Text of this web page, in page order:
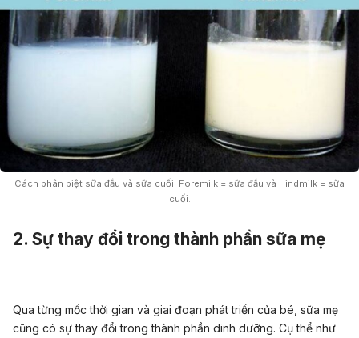
Cách phân biệt sữa đầu và sữa cuối. Foremilk = sữa đầu và Hindmilk = sữa
cuối.
2. Sự thay đổi trong thành phần sữa mẹ
Qua từng mốc thời gian và giai đoạn phát triển của bé, sữa mẹ
cũng có sự thay đổi trong thành phần dinh dưỡng. Cụ thể như